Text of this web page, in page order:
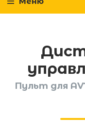
Пульт для